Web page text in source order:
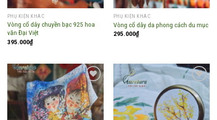
PHỤ KIỆN KHÁC
Vòng cổ dây chuyền bạc 925 hoa
văn Đại Việt
395.000₫
PHỤ KIỆN KHÁC
Vòng cổ dây da phong cách du mục
295.000₫
Add to
wishlist
Add to
wishlist